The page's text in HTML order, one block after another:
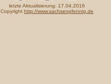
letzte Aktualisierung: 17.04.2016
Copyright http://www.sachsenpfennig.de